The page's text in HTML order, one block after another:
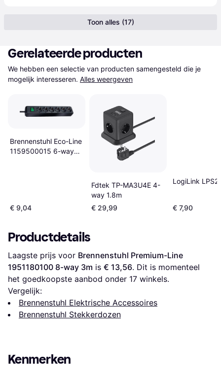
Toon alles (17)
Gerelateerde producten
We hebben een selectie van producten samengesteld die je
mogelijk interesseren. Alles weergeven
Brennenstuhl Eco-Line
1159500015 6-way
€ 9,04
Fdtek ‎TP-MA3U4E 4-
way 1.8m
€ 29,99
LogiLink
€ 7,90
Productdetails
Laagste prijs voor Brennenstuhl Premium-Line
1951180100 8-way 3m is € 13,56. Dit is momenteel
het goedkoopste aanbod onder 17 winkels.
Vergelijk:
Brennenstuhl Elektrische Accessoires
Brennenstuhl Stekkerdozen
Kenmerken